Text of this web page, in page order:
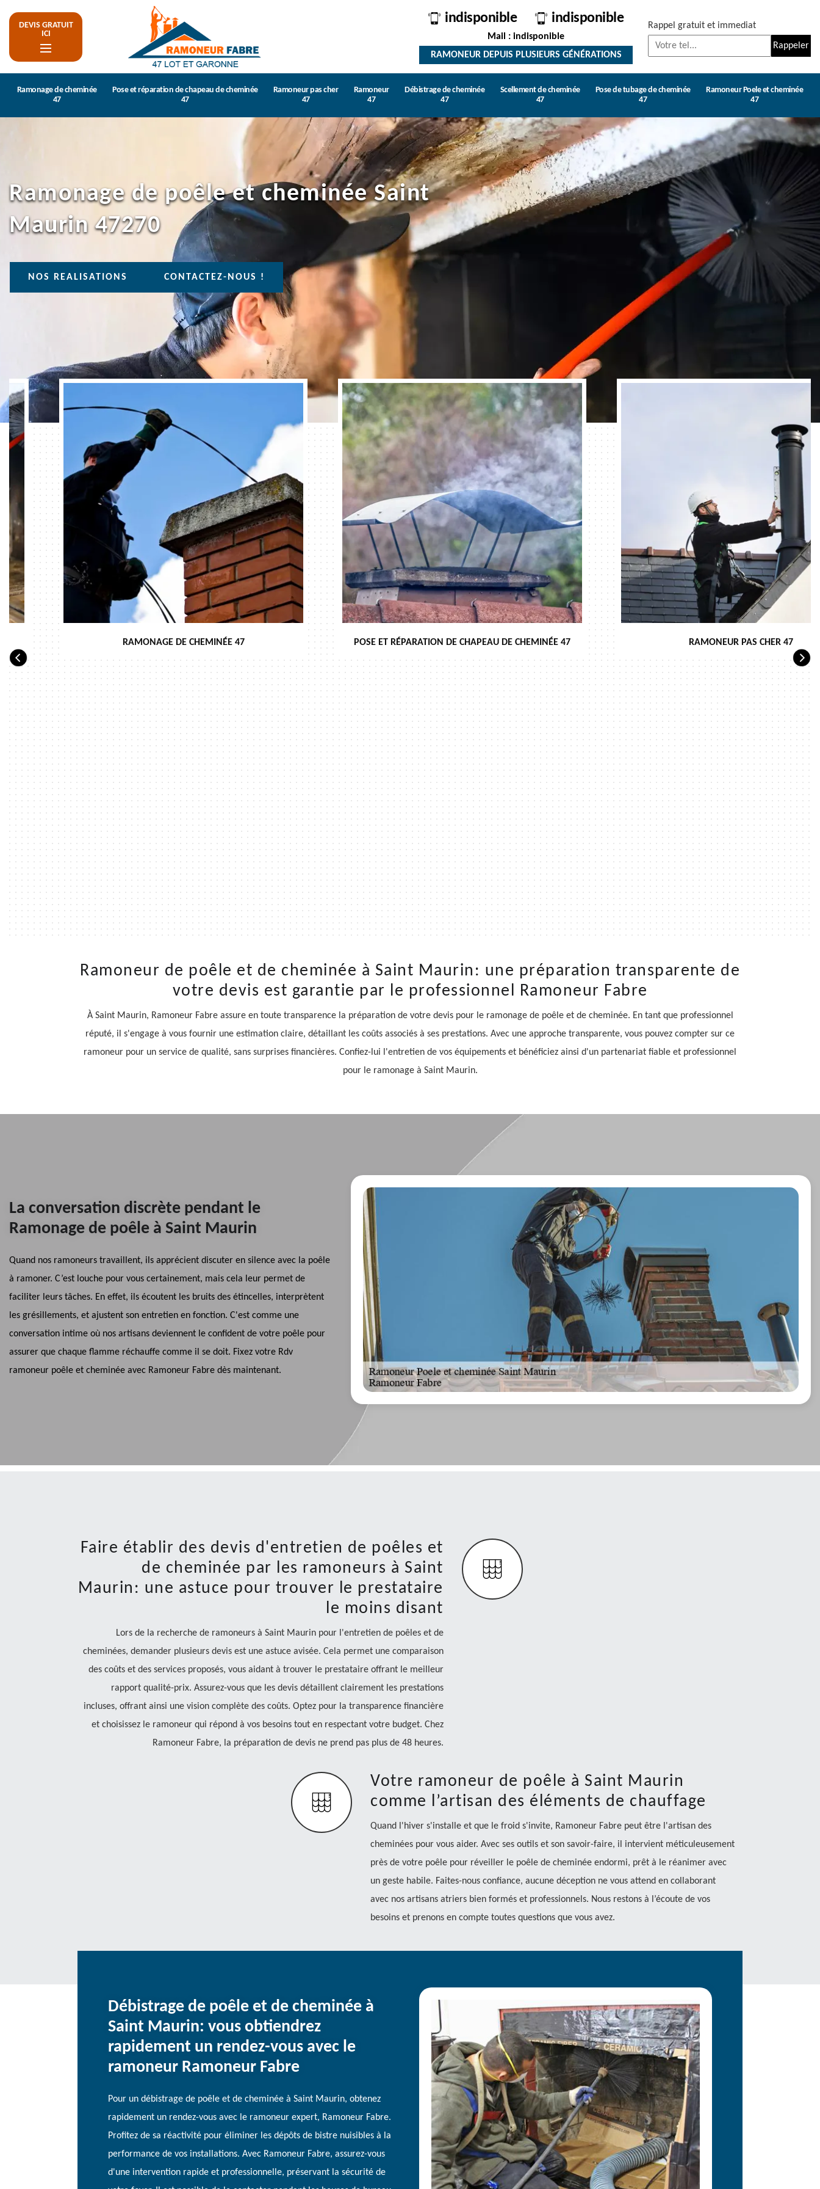
DEVIS GRATUIT
ICI
indisponible indisponible
Mail : indisponible
RAMONEUR DEPUIS PLUSIEURS GÉNÉRATIONS
Rappel gratuit et immediat
Ramonage de cheminée
47
Pose et réparation de chapeau de cheminée
47
Ramoneur pas cher
47
Ramoneur
47
Débistrage de cheminée
47
Scellement de cheminée
47
Pose de tubage de cheminée
47
Ramoneur Poele et cheminée
47
Ramonage de poêle et cheminée Saint
Maurin 47270
NOS REALISATIONS CONTACTEZ-NOUS !
RAMONAGE DE CHEMINÉE 47 POSE ET RÉPARATION DE CHAPEAU DE CHEMINÉE 47 RAMONEUR PAS CHER 47
Ramoneur de poêle et de cheminée à Saint Maurin: une préparation transparente de
votre devis est garantie par le professionnel Ramoneur Fabre
À Saint Maurin, Ramoneur Fabre assure en toute transparence la préparation de votre devis pour le ramonage de poêle et de cheminée. En tant que professionnel
réputé, il s'engage à vous fournir une estimation claire, détaillant les coûts associés à ses prestations. Avec une approche transparente, vous pouvez compter sur ce
ramoneur pour un service de qualité, sans surprises financières. Confiez-lui l'entretien de vos équipements et bénéficiez ainsi d'un partenariat fiable et professionnel
pour le ramonage à Saint Maurin.
La conversation discrète pendant le
Ramonage de poêle à Saint Maurin
Quand nos ramoneurs travaillent, ils apprécient discuter en silence avec la poêle
à ramoner. C’est louche pour vous certainement, mais cela leur permet de
faciliter leurs tâches. En effet, ils écoutent les bruits des étincelles, interprètent
les grésillements, et ajustent son entretien en fonction. C'est comme une
conversation intime où nos artisans deviennent le confident de votre poêle pour
assurer que chaque flamme réchauffe comme il se doit. Fixez votre Rdv
ramoneur poêle et cheminée avec Ramoneur Fabre dès maintenant.
Faire établir des devis d'entretien de poêles et
de cheminée par les ramoneurs à Saint
Maurin: une astuce pour trouver le prestataire
le moins disant
Lors de la recherche de ramoneurs à Saint Maurin pour l'entretien de poêles et de
cheminées, demander plusieurs devis est une astuce avisée. Cela permet une comparaison
des coûts et des services proposés, vous aidant à trouver le prestataire offrant le meilleur
rapport qualité-prix. Assurez-vous que les devis détaillent clairement les prestations
incluses, offrant ainsi une vision complète des coûts. Optez pour la transparence financière
et choisissez le ramoneur qui répond à vos besoins tout en respectant votre budget. Chez
Ramoneur Fabre, la préparation de devis ne prend pas plus de 48 heures.
Votre ramoneur de poêle à Saint Maurin
comme l’artisan des éléments de chauffage
Quand l'hiver s'installe et que le froid s'invite, Ramoneur Fabre peut être l'artisan des
cheminées pour vous aider. Avec ses outils et son savoir-faire, il intervient méticuleusement
près de votre poêle pour réveiller le poêle de cheminée endormi, prêt à le réanimer avec
un geste habile. Faites-nous confiance, aucune déception ne vous attend en collaborant
avec nos artisans atriers bien formés et professionnels. Nous restons à l’écoute de vos
besoins et prenons en compte toutes questions que vous avez.
Débistrage de poêle et de cheminée à
Saint Maurin: vous obtiendrez
rapidement un rendez-vous avec le
ramoneur Ramoneur Fabre
Pour un débistrage de poêle et de cheminée à Saint Maurin, obtenez
rapidement un rendez-vous avec le ramoneur expert, Ramoneur Fabre.
Profitez de sa réactivité pour éliminer les dépôts de bistre nuisibles à la
performance de vos installations. Avec Ramoneur Fabre, assurez-vous
d'une intervention rapide et professionnelle, préservant la sécurité de